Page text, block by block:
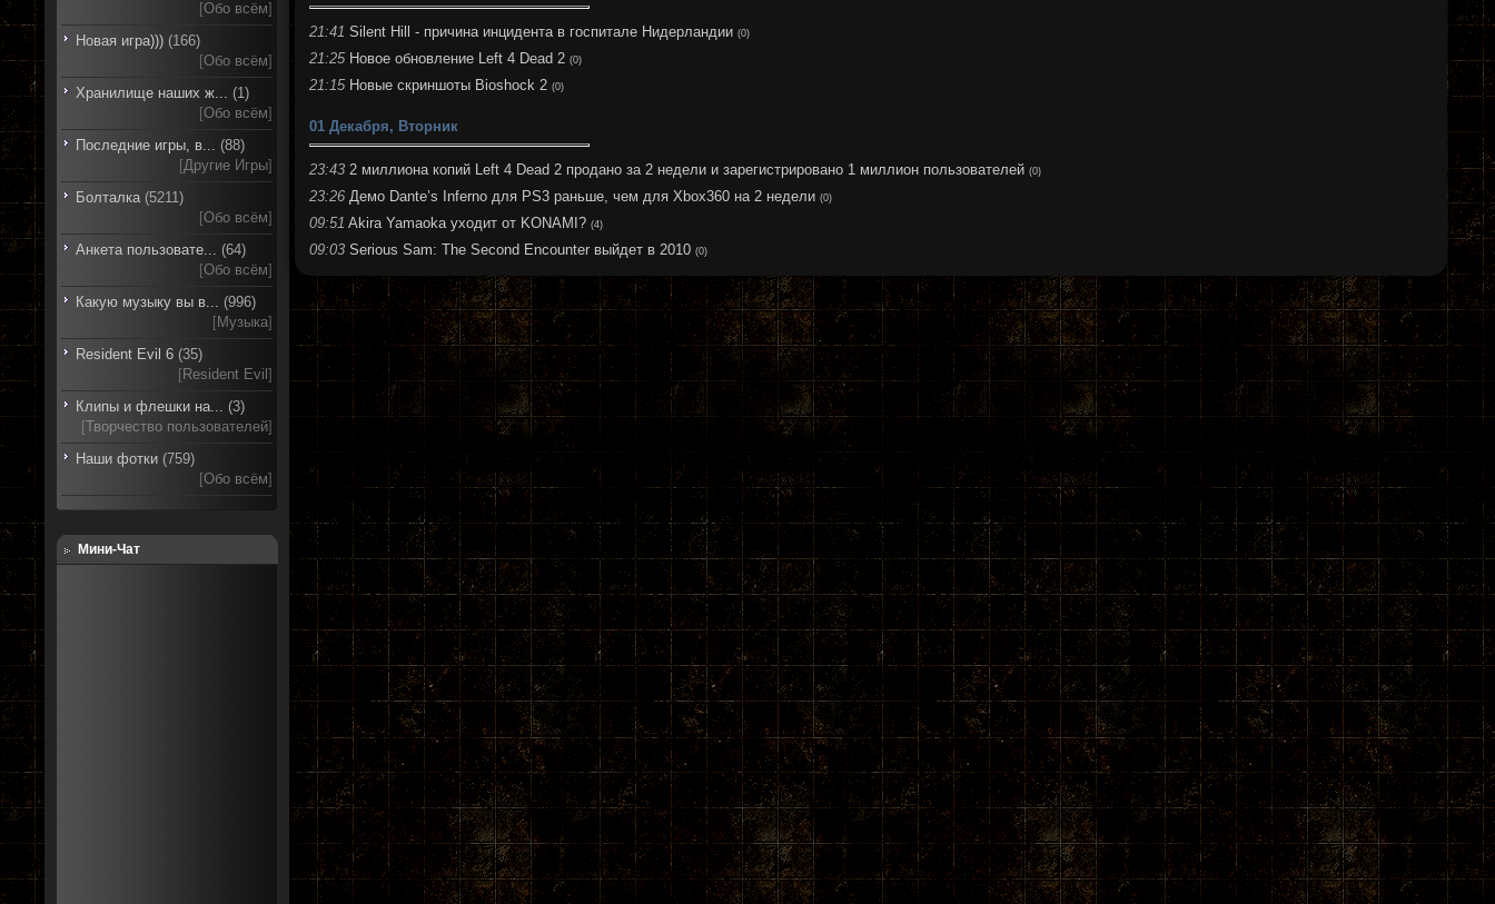
[Обо всём]
Новая игра))) (166)
[Обо всём]
Хранилище наших ж... (1)
[Обо всём]
Последние игры, в... (88)
[Другие Игры]
Болталка (5211)
[Обо всём]
Анкета пользовате... (64)
[Обо всём]
Какую музыку вы в... (996)
[Музыка]
Resident Evil 6 (35)
[Resident Evil ]
Клипы и флешки на... (3)
[Творчество пользователей]
Наши фотки (759)
[Обо всём]
Мини-Чат
21:41 Silent Hill - причина инцидента в госпитале Нидерландии (0)
21:25 Новое обновление Left 4 Dead 2 (0)
21:15 Новые скриншоты Bioshock 2 (0)
01 Декабря, Вторник
23:43 2 миллиона копий Left 4 Dead 2 продано за 2 недели и зарегистрировано 1 миллион пользователей (0)
23:26 Демо Dante’s Inferno для PS3 раньше, чем для Xbox360 на 2 недели (0)
09:51 Akira Yamaoka уходит от KONAMI? (4)
09:03 Serious Sam: The Second Encounter выйдет в 2010 (0)